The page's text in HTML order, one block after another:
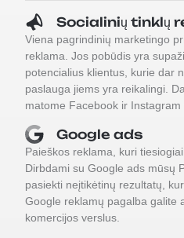
Socialinių tinklų
Viena pagrindinių marketingo
reklama. Jos pobūdis yra
potencialius klientus, kurie dar
paslauga jiems yra reikalingi.
matome Facebook ir Instagram
Google ads
Paieškos reklama, kuri
Dirbdami su Google ads mūsų
pasiekti neįtikėtinų rezultatų,
Google reklamų pagalba galite
komercijos verslus.